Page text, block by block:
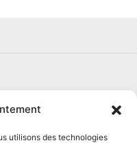
utilisons des technologies